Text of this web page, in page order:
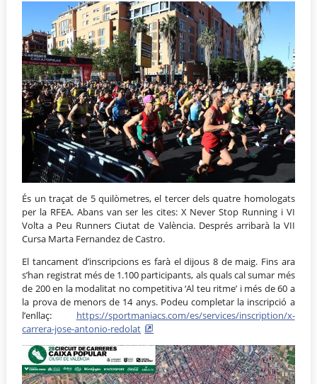
És un traçat de 5 quilòmetres, el tercer dels quatre homologats
per la RFEA. Abans van ser les cites: X Never Stop Running i VI
Volta a Peu Runners Ciutat de València. Després arribarà la VII
Cursa Marta Fernandez de Castro.
El tancament d’inscripcions es farà el dijous 8 de maig. Fins ara
s’han registrat més de 1.100 participants, als quals cal sumar més
de 200 en la modalitat no competitiva ‘Al teu ritme’ i més de 60 a
la prova de menors de 14 anys. Podeu completar la inscripció a
l’enllaç: https://sportmaniacs.com/es/services/inscription/x-
carrera-jose-antonio-redolat